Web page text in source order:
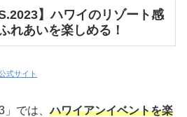
】ハワイのリゾート感
れあいを楽しめる！
式サイト
」では、ハワイアンイベントを楽